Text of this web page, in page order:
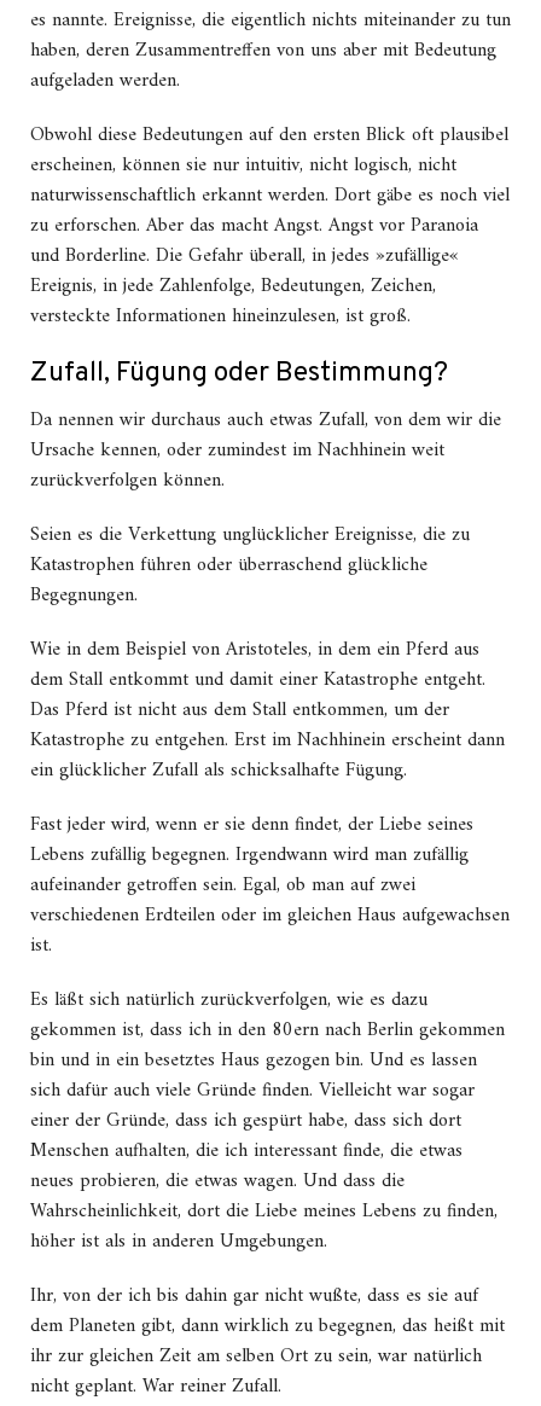
es nannte. Ereignisse, die eigentlich nichts miteinander zu tun
haben, deren Zusammentreffen von uns aber mit Bedeutung
aufgeladen werden.
Obwohl diese Bedeutungen auf den ersten Blick oft plausibel
erscheinen, können sie nur intuitiv, nicht logisch, nicht
naturwissenschaftlich erkannt werden. Dort gäbe es noch viel
zu erforschen. Aber das macht Angst. Angst vor Paranoia
und Borderline. Die Gefahr überall, in jedes »zufällige«
Ereignis, in jede Zahlenfolge, Bedeutungen, Zeichen,
versteckte Informationen hineinzulesen, ist groß.
Zufall, Fügung oder Bestimmung?
Da nennen wir durchaus auch etwas Zufall, von dem wir die
Ursache kennen, oder zumindest im Nachhinein weit
zurückverfolgen können.
Seien es die Verkettung unglücklicher Ereignisse, die zu
Katastrophen führen oder überraschend glückliche
Begegnungen.
Wie in dem Beispiel von Aristoteles, in dem ein Pferd aus
dem Stall entkommt und damit einer Katastrophe entgeht.
Das Pferd ist nicht aus dem Stall entkommen, um der
Katastrophe zu entgehen. Erst im Nachhinein erscheint dann
ein glücklicher Zufall als schicksalhafte Fügung.
Fast jeder wird, wenn er sie denn findet, der Liebe seines
Lebens zufällig begegnen. Irgendwann wird man zufällig
aufeinander getroffen sein. Egal, ob man auf zwei
verschiedenen Erdteilen oder im gleichen Haus aufgewachsen
ist.
Es läßt sich natürlich zurückverfolgen, wie es dazu
gekommen ist, dass ich in den 80ern nach Berlin gekommen
bin und in ein besetztes Haus gezogen bin. Und es lassen
sich dafür auch viele Gründe finden. Vielleicht war sogar
einer der Gründe, dass ich gespürt habe, dass sich dort
Menschen aufhalten, die ich interessant finde, die etwas
neues probieren, die etwas wagen. Und dass die
Wahrscheinlichkeit, dort die Liebe meines Lebens zu finden,
höher ist als in anderen Umgebungen.
Ihr, von der ich bis dahin gar nicht wußte, dass es sie auf
dem Planeten gibt, dann wirklich zu begegnen, das heißt mit
ihr zur gleichen Zeit am selben Ort zu sein, war natürlich
nicht geplant. War reiner Zufall.